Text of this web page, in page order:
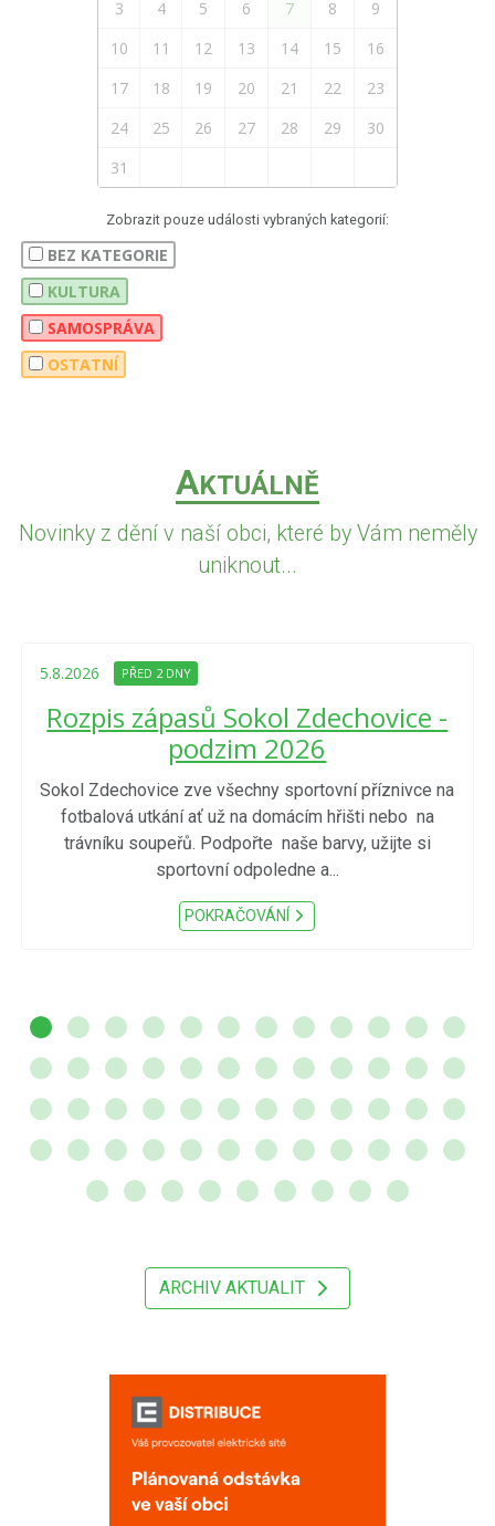
3 4 5 6 7 8
9
10
11 12 13 14 15
16
17
18 19 20 21 22
23
24
25 26 27 28 29
30
31
Zobrazit pouze události vybraných kategorií:
BEZ KATEGORIE
KULTURA
SAMOSPRÁVA
OSTATNÍ
AKTUÁLNĚ
Novinky z dění v naší obci, které by Vám neměly
uniknout...
5.8.2026 PŘED 2 DNY
Rozpis zápasů Sokol Zdechovice -
podzim 2026
Sokol Zdechovice zve všechny sportovní příznivce na
fotbalová utkání ať už na domácím hřišti nebo na
trávníku soupeřů. Podpořte naše barvy, užijte si
sportovní odpoledne a...
POKRAČOVÁNÍ
ARCHIV AKTUALIT